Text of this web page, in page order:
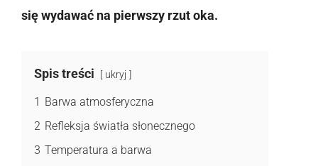
się wydawać na pierwszy rzut oka.
Spis treści ukryj
1 Barwa atmosferyczna
2 Refleksja światła słonecznego
3 Temperatura a barwa